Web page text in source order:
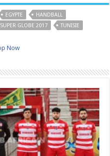
EGYPTE
HANDBALL
SUPER GLOBE 2017 TUNISIE